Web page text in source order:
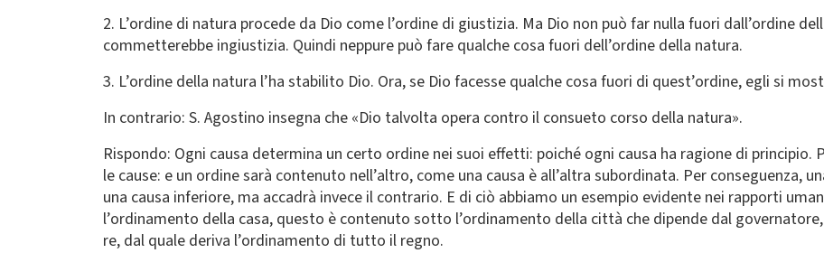
2. L’ordine di natura procede da Dio come l’ordine di giustizia. Ma Dio non può far nulla fuori dall’ordine
commetterebbe ingiustizia. Quindi neppure può fare qualche cosa fuori dell’ordine della natura.
3. L’ordine della natura l’ha stabilito Dio. Ora, se Dio facesse qualche cosa fuori di quest’ordine, egli si
In contrario: S. Agostino insegna che «Dio talvolta opera contro il consueto corso della natura».
Rispondo: Ogni causa determina un certo ordine nei suoi effetti: poiché ogni causa ha ragione di
le cause: e un ordine sarà contenuto nell’altro, come una causa è all’altra subordinata. Per conseguenza,
una causa inferiore, ma accadrà invece il contrario. E di ciò abbiamo un esempio evidente nei rapporti
l’ordinamento della casa, questo è contenuto sotto l’ordinamento della città che dipende dal
re, dal quale deriva l’ordinamento di tutto il regno.